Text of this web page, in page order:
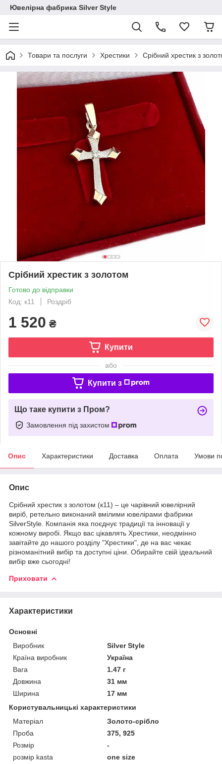
Ювелірна фабрика Silver Style
Товари та послуги Хрестики Срібний хрестик з
Срібний хрестик з золотом
Готово до відправки
Код: к11
Роздріб
1 520 ₴
Купити
або
Купити з
Що таке купити з Пром?
Замовлення під захистом
Опис Характеристики Доставка Оплата Умови
Опис
Срібний хрестик з золотом (к11) – це чарівний ювелірний
виріб, ретельно виконаний вмілими ювелірами фабрики
SilverStyle. Компанія яка поєднує традиції та інновації у
кожному виробі. Якщо вас цікавлять Хрестики, неодмінно
завітайте до нашого розділу "Хрестики", де на вас чекає
різноманітний вибір та доступні ціни. Обирайте свій ідеальний
вибір вже сьогодні!
Приховати
Характеристики
Основні
Виробник
Silver Style
Країна виробник
Україна
Вага
1.47 г
Довжина
31 мм
Ширина
17 мм
Користувальницькі характеристики
Матеріал
Золото-срібло
Проба
375, 925
Розмір
-
розмір kasta
one size